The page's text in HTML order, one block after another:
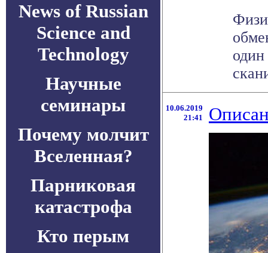
News of Russian
Science and
Technology
Научные
семинары
Почему молчит
Вселенная?
Парниковая
катастрофа
Кто перым
10.06.2019
21:41